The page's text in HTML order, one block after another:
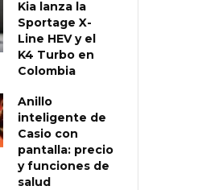
Kia lanza la
Sportage X-
Line HEV y el
K4 Turbo en
Colombia
Anillo
inteligente de
Casio con
pantalla: precio
y funciones de
salud